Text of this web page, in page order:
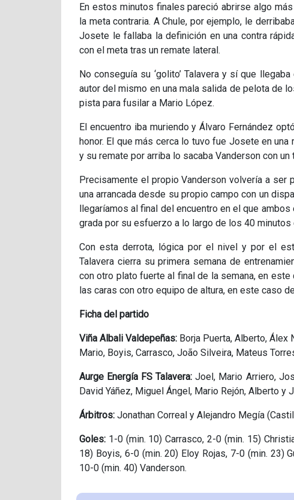
En estos minutos finales pareció abrirse algo
la meta contraria. A Chule, por ejemplo, le
Josete le fallaba la definición en una contra
con el meta tras un remate lateral.
No conseguía su ‘golito’ Talavera y sí que
autor del mismo en una mala salida de pelota de
pista para fusilar a Mario López.
El encuentro iba muriendo y Álvaro Fernández
honor. El que más cerca lo tuvo fue Josete en
y su remate por arriba lo sacaba Vanderson con
Precisamente el propio Vanderson volvería a
una arrancada desde su propio campo con un
llegaríamos al final del encuentro en el que
grada por su esfuerzo a lo largo de los 40 minutos
Con esta derrota, lógica por el nivel y por el
Talavera cierra su primera semana de
con otro plato fuerte al final de la semana, en este
las caras con otro equipo de altura, en este caso
Ficha del partido
Viña Albali Valdepeñas: Borja Puerta, Alberto, Álex
Mario, Boyis, Carrasco, João Silveira, Mateus
Aurge Energía FS Talavera: Joel, Mario Arriero,
David Yáñez, Miguel Ángel, Mario Rejón, Alberto y
Árbitros: Jonathan Correal y Alejandro Megía
Goles: 1-0 (min. 10) Carrasco, 2-0 (min. 15)
18) Boyis, 6-0 (min. 20) Eloy Rojas, 7-0 (min. 23)
10-0 (min. 40) Vanderson.